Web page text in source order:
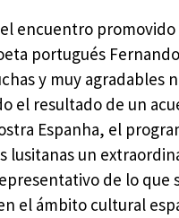
encuentro
portugués
y muy agradables
el resultado de un
Espanha, el
lusitanas un
de lo que
el ámbito cultural